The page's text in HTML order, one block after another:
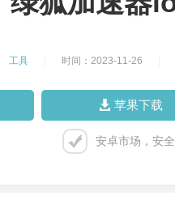
工具 时间：2023-11-26
苹果下载
安卓市场，安